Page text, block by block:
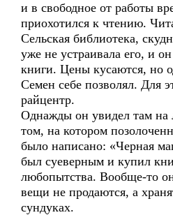
и в свободное от работы
приохотился к чтению.
Сельская библиотека,
уже не устраивала его, и
книги. Цены кусаются, но
Семен себе позволял. Для
райцентр.
Однажды он увидел там на
том, на котором
было написано: «Черная
был суеверным и купил
любопытства. Вообще-то
вещи не продаются, а
сундуках.